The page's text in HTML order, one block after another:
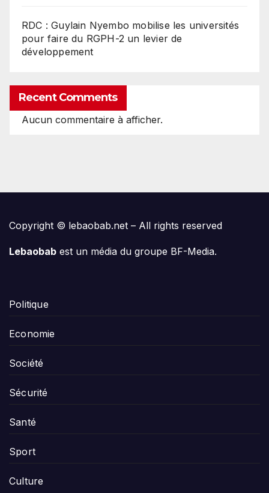
RDC : Guylain Nyembo mobilise les universités
pour faire du RGPH-2 un levier de
développement
Recent Comments
Aucun commentaire à afficher.
Copyright © lebaobab.net – All rights reserved
Lebaobab est un média du groupe BF-Media.
Politique
Economie
Société
Sécurité
Santé
Sport
Culture